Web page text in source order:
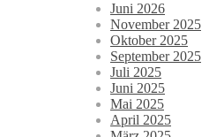
Juni 2026
November 2025
Oktober 2025
September 2025
Juli 2025
Juni 2025
Mai 2025
April 2025